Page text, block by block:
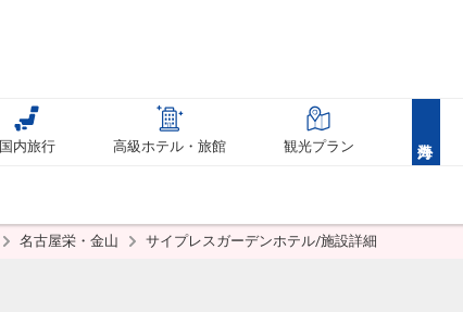
国内旅行 高級ホテル・旅館 観光プラン
名古屋栄・金山 サイプレスガーデンホテル/施設詳細